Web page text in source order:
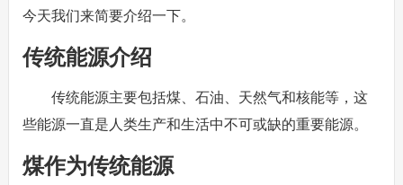
今天我们来简要介绍一下。
传统能源介绍
传统能源主要包括煤、石油、天然气和核能等，这
些能源一直是人类生产和生活中不可或缺的重要能源。
煤作为传统能源